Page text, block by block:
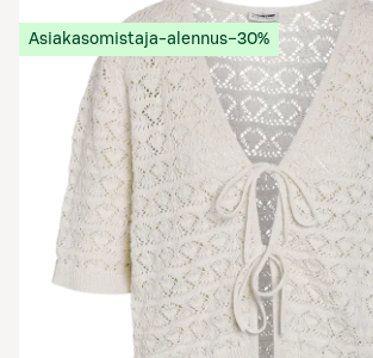
Avaa tuotekuva suurennettuna
Asiakasomistaja-alennus−30%